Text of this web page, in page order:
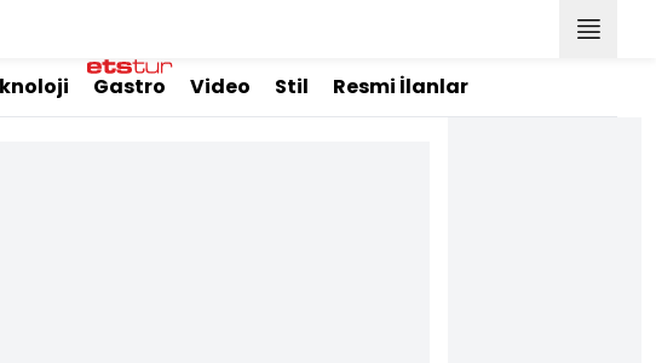
Gastro Video Stil Resmi İlanlar